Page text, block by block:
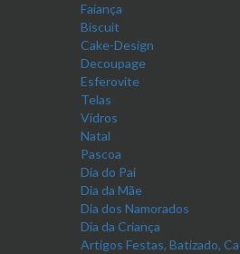
Faiança
Biscuit
Cake-Design
Decoupage
Esferovite
Telas
Vidros
Natal
Pascoa
Dia do Pai
Dia da Mãe
Dia dos Namorados
Dia da Criança
Artigos Festas, Batizado,